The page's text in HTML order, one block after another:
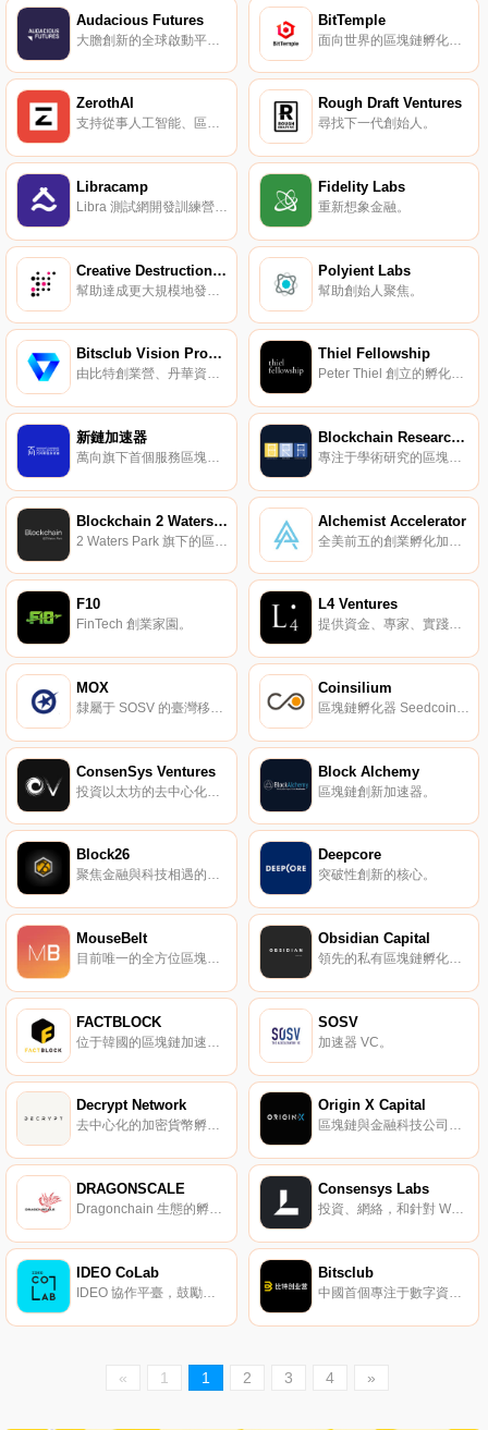
Audacious Futures
大膽創新的全球啟動平臺。
BitTemple
ZerothAI
支持從事人工智能、區塊鏈等前沿技術的創始人。
Rough Draft Ventures
尋找下一代創始人。
Libracamp
Libra 測試網開發訓練營，全球首個相關的技術孵化器。
Fidelity Labs
重新想象金融。
Creative Destruction Labs Polyient Labs
幫助創始人聚焦。
Bitsclub Vision Program
由比特創業營、丹華資本、同舟資本等發起的創業營愿景計劃。
Thiel Fellowship
Peter Thiel 創立的孵化器，支持年輕人輟學創業。
新鏈加速器
萬向旗下首個服務區塊鏈方向初創團隊的加速器。
Blockchain Research Accelerator
專注于學術研究的區塊鏈加速器。
Blockchain 2 Waters Park Alchemist Accelerator
F10
FinTech 創業家園。
L4 Ventures
提供資金、專家、實踐指導等幫助區塊鏈創業團隊建設與發展。
MOX
隸屬于 SOSV 的臺灣移動加速器。
Coinsilium
區塊鏈孵化器 Seedcoin 創始人于 2013 年創立。
ConsenSys Ventures
投資以太坊的去中心化未來。
Block Alchemy
區塊鏈創新加速器。
Block26
聚焦金融與科技相遇的地方。
Deepcore
突破性創新的核心。
MouseBelt
目前唯一的全方位區塊鏈加速器。
Obsidian Capital
領先的私有區塊鏈孵化器。
FACTBLOCK SOSV
加速器 VC。
Decrypt Network
去中心化的加密貨幣孵化器。
Origin X Capital
區塊鏈與金融科技公司的創業加速器。
DRAGONSCALE
Dragonchain 生態的孵化加速器。
Consensys Labs
投資、網絡，和針對 Web 3.0 量身定制的加速器。
IDEO CoLab
IDEO 協作平臺，鼓勵大家共同設計未來。
Bitsclub
中國首個專注于數字資產和區塊鏈領域的創新社區。
« 1 1 2 3 4 »